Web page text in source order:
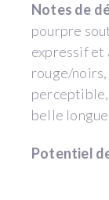
Notes de
pourpre
expressif et
rouge/noirs,
perceptible,
belle
Potentiel